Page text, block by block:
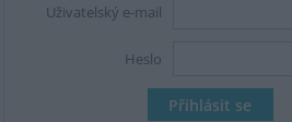
Uživatelský e-mail
Heslo